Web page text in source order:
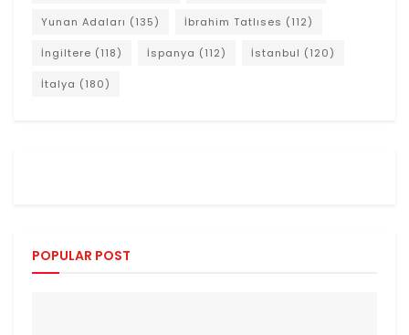
Yunan Adaları (135) İbrahim Tatlıses (112)
İngiltere (118) İspanya (112) İstanbul (120)
İtalya (180)
POPULAR POST